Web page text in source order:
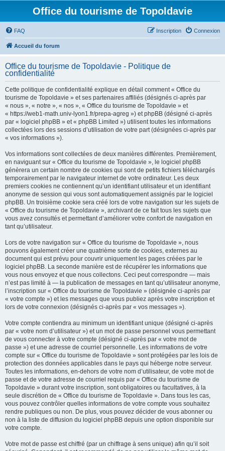
Office du tourisme de Topoldavie
FAQ Connexion
Inscription
Accueil du forum
Office du tourisme de Topoldavie - Politique de
confidentialité
Cette politique de confidentialité explique en détail comment « Office du
tourisme de Topoldavie » et ses partenaires affiliés (désignés ci-après par
« nous », « notre », « nos », « Office du tourisme de Topoldavie » et
« https://web1-math.univ-lyon1.fr/prepa-agreg ») et phpBB (désigné ci-après
par « logiciel phpBB » et « phpBB Limited ») utilisent toutes les informations
collectées lors des sessions d’utilisation de votre part (désignées ci-après par
« vos informations »).
Vos informations sont collectées de deux manières différentes. Premièrement,
en naviguant sur « Office du tourisme de Topoldavie », le logiciel phpBB
génèrera un certain nombre de cookies qui sont de petits fichiers téléchargés
temporairement par le navigateur internet de votre ordinateur. Les deux
premiers cookies ne contiennent qu’un identifiant utilisateur et un identifiant
anonyme de session qui vous sont automatiquement assignés par le logiciel
phpBB. Un troisième cookie sera créé lors de votre navigation sur les sujets de
« Office du tourisme de Topoldavie », archivant de ce fait tous les sujets que
vous avez consultés et permettant d’améliorer votre confort de navigation en
tant qu’utilisateur.
Lors de votre navigation sur « Office du tourisme de Topoldavie », nous
pouvons également créer une quatrième sorte de cookies, externes au
document qui est prévu pour couvrir uniquement les pages créées par le
logiciel phpBB. La seconde manière est de récupérer les informations que
vous nous envoyez et que nous collectons. Ceci peut correspondre — mais
n’est pas limité à — la publication de messages en tant qu’utilisateur anonyme,
l’inscription sur « Office du tourisme de Topoldavie » (désignée ci-après par
« votre compte ») et les messages que vous publiez après votre inscription et
lors de votre connexion (désignés ci-après par « vos messages »).
Votre compte contiendra au minimum un identifiant unique (désigné ci-après
par « votre nom d’utilisateur ») et un mot de passe personnel vous permettant
de vous connecter à votre compte (désigné ci-après par « votre mot de
passe ») et une adresse de courriel personnelle. Les informations de votre
compte sur « Office du tourisme de Topoldavie » sont protégées par les lois de
protection des données applicables dans le pays qui héberge notre serveur.
Toutes les informations, en-dehors de votre nom d’utilisateur, de votre mot de
passe et de votre adresse de courriel requis par « Office du tourisme de
Topoldavie » durant votre inscription, sont obligatoires ou facultatives, à la
seule discrétion de « Office du tourisme de Topoldavie ». Dans tous les cas,
vous pouvez contrôler quelles informations de votre compte vous souhaitez
rendre publiques ou non. De plus, vous pouvez décider de vous abonner ou
non à la liste de diffusion du logiciel phpBB depuis une option disponible sur
votre compte.
Votre mot de passe est chiffré (par un chiffrage à sens unique) afin qu’il soit